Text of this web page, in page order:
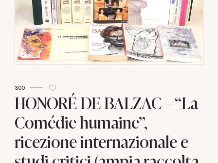
300
HONORÉ DE BALZAC – “La
Comédie humaine”,
ricezione internazionale e